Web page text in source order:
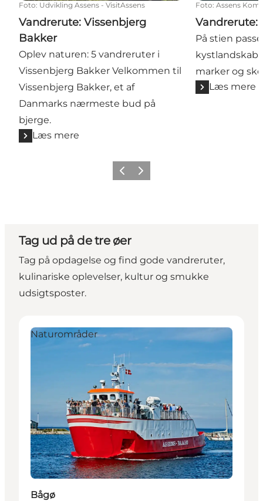
Foto: Udvikling Assens - VisitAssens
Vandrerute: Vissenbjerg
Bakker
Oplev naturen: 5 vandreruter i
Vissenbjerg Bakker Velkommen til
Vissenbjerg Bakker, et af
Danmarks nærmeste bud på
bjerge.
Læs mere
Foto: Assens
På stien
marker og
Læs mere
ForrigeNæste
Tag ud på de tre øer
Tag på opdagelse og find gode vandreruter,
kulinariske oplevelser, kultur og smukke
udsigtsposter.
Naturområder
Bågø